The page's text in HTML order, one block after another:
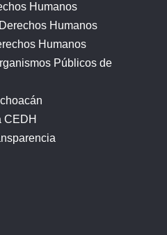
Humanos
Humanos
Humanos
Públicos de
CEDH